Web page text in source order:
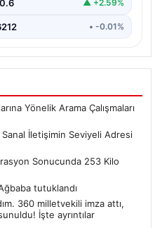
▲ +2.59%
• -0.01%
Yönelik Arama Çalışmaları
İletişimin Seviyeli Adresi
Sonucunda 253 Kilo
tutuklandı
360 milletvekili imza attı,
İşte ayrıntılar